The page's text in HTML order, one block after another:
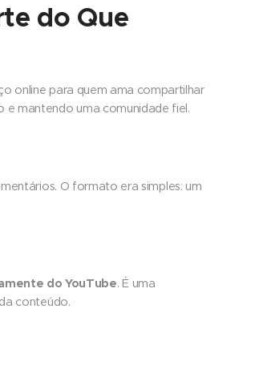
do Que
online para quem ama compartilhar
mantendo uma comunidade fiel.
O formato era simples: um
do YouTube. É uma
conteúdo.